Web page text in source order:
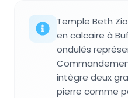
Temple Beth
en calcaire à
ondulés
intègre deux
pierre comme